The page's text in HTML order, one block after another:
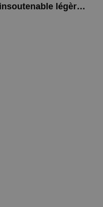
Atelier Amour insoutenable légèreté slip